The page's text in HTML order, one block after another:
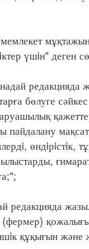
үшiн" деген
редакцияда
бөлуге
пайдалану
өндiрiстiк,
құқығын және